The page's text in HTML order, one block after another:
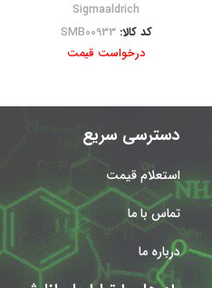
Sigmaaldrich
کد کالا:SMB00933
درخواست قیمت
دسترسی سریع
استعلام قیمت
تماس با ما
درباره ما